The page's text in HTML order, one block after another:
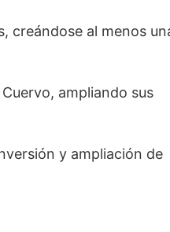
creándose al menos
ampliando sus
y ampliación de